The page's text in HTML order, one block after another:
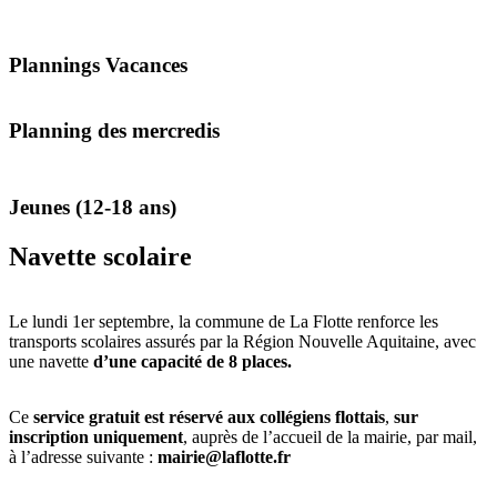
Plannings Vacances
Planning des mercredis
Jeunes (12-18 ans)
Navette scolaire
Le lundi 1er septembre, la commune de La Flotte renforce les
transports scolaires assurés par la Région Nouvelle Aquitaine, avec
une navette d’une capacité de 8 places.
Ce service gratuit est réservé aux collégiens flottais, sur
inscription uniquement, auprès de l’accueil de la mairie, par mail,
à l’adresse suivante : mairie@laflotte.fr